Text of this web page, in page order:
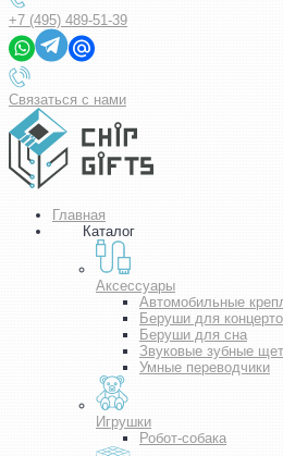
+7 (495) 489-51-39
Связаться с нами
Главная
Каталог
Аксессуары
Автомобильные
Беруши для
Беруши для сна
Звуковые зубные
Умные переводчики
Игрушки
Робот-собака